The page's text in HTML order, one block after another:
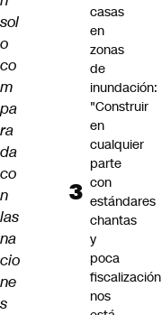
sol
o
co
m
pa
ra
da
co
n
las
na
cio
ne
s
casas
en
zonas
de
inundación:
"Construir
en
cualquier
parte
con
estándares
chantas
y
poca
fiscalización
nos